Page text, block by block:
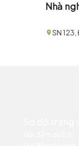
Nhà
SN 123,